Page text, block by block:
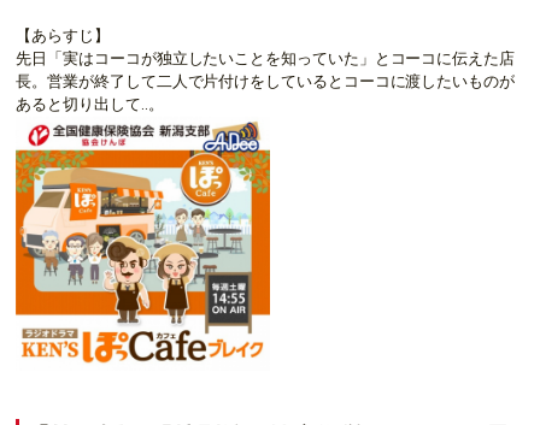
【あらすじ】
先日「実はコーコが独立したいことを知っていた」とコーコに伝えた店
長。営業が終了して二人で片付けをしているとコーコに渡したいものが
あると切り出して..。